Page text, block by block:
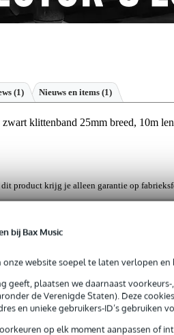
bij Bax Music
onze website soepel te laten verlopen
geeft, plaatsen we daarnaast
de Verenigde Staten). Deze
en unieke gebruikers-ID’s
op elk moment aanpassen of
(1) Nieuws en items (1)
klittenband 25mm breed, 10m
dit product krijg je alleen garantie op
op fabrieksfouten.
op een rol - dat moet toch